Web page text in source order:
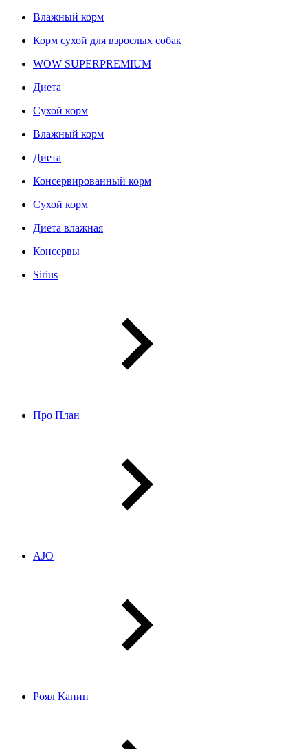
Влажный корм
Корм сухой для взрослых собак
WOW SUPERPREMIUM
Диета
Сухой корм
Влажный корм
Диета
Консервированный корм
Сухой корм
Диета влажная
Консервы
Sirius
Про План
AJO
Роял Канин